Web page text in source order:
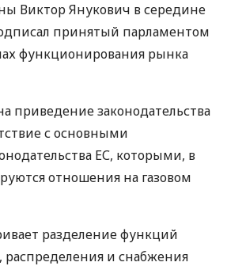
Виктор Янукович в середине
принятый парламентом
функционирования рынка
приведение законодательства
с основными
ЕС, которыми, в
отношения на газовом
разделение функций
распределения и снабжения